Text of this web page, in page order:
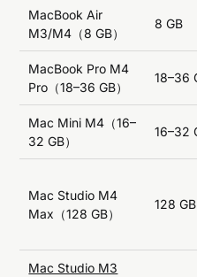
MacBook Air
M3/M4（8 GB）
8 GB
MacBook Pro M4
Pro（18–36 GB）
18–36
Mac Mini M4（16–
32 GB）
16–32
Mac Studio M4
Max（128 GB）
128 GB
Mac Studio M3